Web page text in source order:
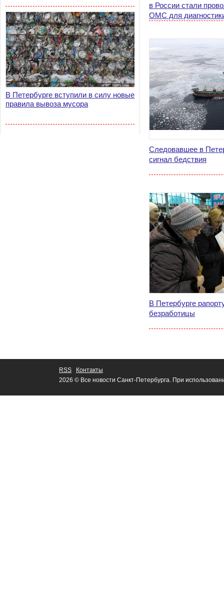
В Петербурге вступили в силу новые
правила вывоза мусора
в России стали
ОМС для
Следовавшее в
сигнал бедствия
В Петербурге
безработицы
RSS
Контакты
2026 © Все новости Санкт-Петербурга. При